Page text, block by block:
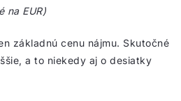
na EUR)
základnú cenu nájmu. Skutočné
a to niekedy aj o desiatky